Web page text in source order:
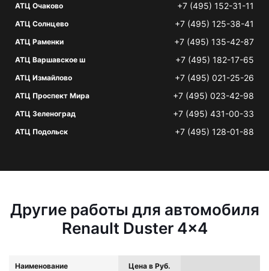
АТЦ Очаково +7 (495) 152-31-11
АТЦ Солнцево +7 (495) 125-38-41
АТЦ Раменки +7 (495) 135-42-87
АТЦ Варшавское ш +7 (495) 182-17-65
АТЦ Измайлово +7 (495) 021-25-26
АТЦ Проспект Мира +7 (495) 023-42-98
АТЦ Зеленоград +7 (495) 431-00-33
АТЦ Подольск +7 (495) 128-01-88
Другие работы для автомобиля
Renault Duster 4x4
Наименование Цена в Руб.